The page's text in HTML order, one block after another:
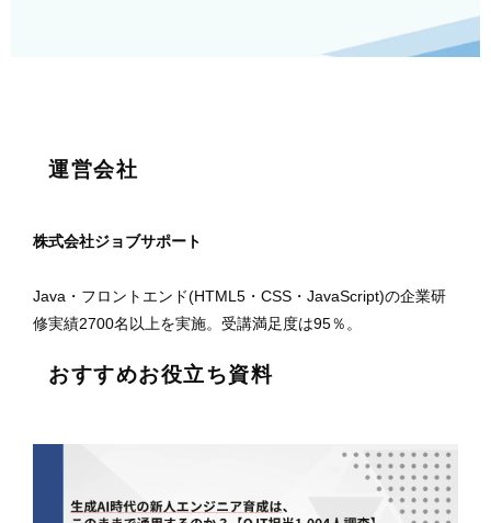
運営会社
株式会社ジョブサポート
Java・フロントエンド(HTML5・CSS・JavaScript)の企業研
修実績2700名以上を実施。受講満足度は95％。
おすすめお役立ち資料